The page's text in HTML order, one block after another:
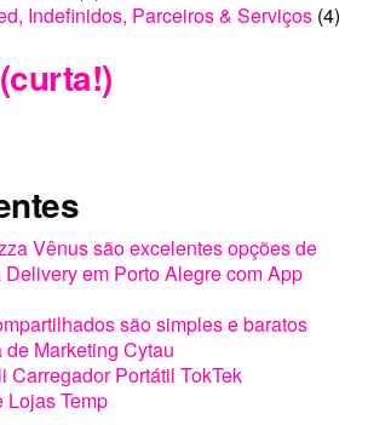
Indefinidos, Parceiros & Serviços (4)
Vênus são excelentes opções de
Delivery em Porto Alegre com App
são simples e baratos
de Marketing Cytau
Carregador Portátil TokTek
Lojas Temp